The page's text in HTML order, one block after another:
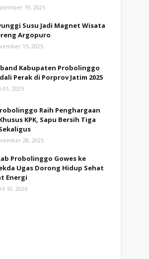
19, 2025
Susu Jadi Magnet Wisata
Argopuro
15, 2025
Kabupaten Probolinggo
Perak di Porprov Jatim 2025
01, 2025
Raih Penghargaan
KPK, Sapu Bersih Tiga
28, 2025
Probolinggo Gowes ke
Ugas Dorong Hidup Sehat
Energi
10, 2026